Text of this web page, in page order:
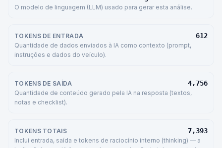
O modelo de linguagem (LLM) usado para gerar esta análise.
TOKENS DE ENTRADA 612
Quantidade de dados enviados à IA como contexto (prompt,
instruções e dados do veículo).
TOKENS DE SAÍDA 4,756
Quantidade de conteúdo gerado pela IA na resposta (textos,
notas e checklist).
TOKENS TOTAIS 7,393
Inclui entrada, saída e tokens de raciocínio interno (thinking) — a